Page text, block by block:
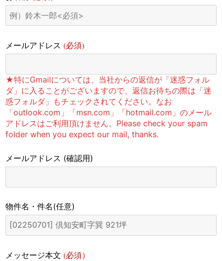
メールアドレス(必須)
★特にGmailについては、当社からの返信が「迷惑フォル
ダ」に入ることがございますので、返信お待ちの際は「迷
惑フォルダ」もチェックされてください。なお
「outlook.com」「msn.com」「hotmail.com」のメール
アドレスはご利用頂けません。Please check your spam
folder when you expect our mail, thanks.
メールアドレス (確認用)
物件名・件名(任意)
メッセージ本文(必須）